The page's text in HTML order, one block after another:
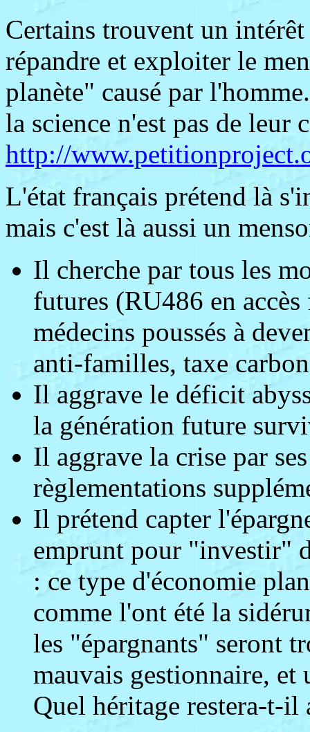
Certains trouvent un
répandre et exploiter le
planète" causé par
la science n'est pas de leur
http://
L'état français prétend là
mais c'est là aussi un
Il cherche par tous les
futures (RU486 en
médecins poussés à
anti-familles, taxe
Il aggrave le déficit
la génération future
Il aggrave la crise par
règlementations
Il prétend capter
emprunt pour "investir"
: ce type d'économie
comme l'ont été la
les "épargnants" seront
mauvais gestionnaire, et
Quel héritage restera-t-il